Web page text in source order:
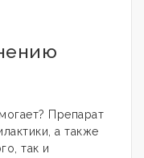
Препарат
а также
так и